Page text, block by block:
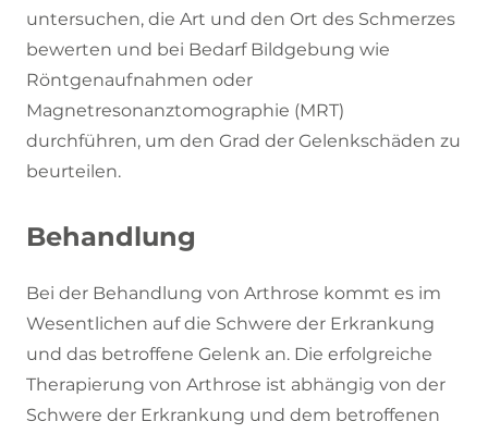
untersuchen, die Art und den Ort des Schmerzes
bewerten und bei Bedarf Bildgebung wie
Röntgenaufnahmen oder
Magnetresonanztomographie (MRT)
durchführen, um den Grad der Gelenkschäden zu
beurteilen.
Behandlung
Bei der Behandlung von Arthrose kommt es im
Wesentlichen auf die Schwere der Erkrankung
und das betroffene Gelenk an. Die erfolgreiche
Therapierung von Arthrose ist abhängig von der
Schwere der Erkrankung und dem betroffenen